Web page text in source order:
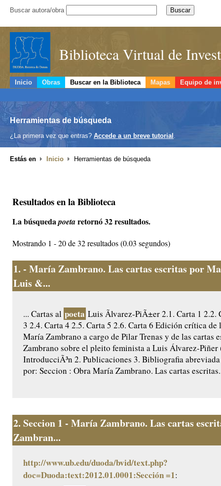
Buscar autora/obra
Biblioteca Virtual de
Inicio Obras Buscar en la Biblioteca Mapas Equipo de
Herramientas de búsqueda
¿La primera vez que entras? Accede a un breve tutorial .
Estás en Inicio Herramientas de búsqueda
Resultados en la Biblioteca
La búsquedapoetaretornó 32 resultados.
Mostrando 1 - 20 de 32 resultados (0.03 segundos)
1. - María Zambrano. Las cartas escritas por
Luis &...
... Cartas al poeta Luis Ãlvarez-PiÃ±er 2.1. Carta 1 2.2.
3 2.4. Carta 4 2.5. Carta 5 2.6. Carta 6 Edición crítica de
María Zambrano a cargo de Pilar Trenas y de las cartas
Zambrano sobre el pleito feminista a Luis Álvarez-
IntroducciÃ³n 2. Publicaciones 3. Bibliografia
por: Seccion : Obra María Zambrano. Las cartas
2. Seccion 1 - María Zambrano. Las cartas
Zambran...
http://www.ub.edu/duoda/bvid/text.php?
doc=Duoda:text:2012.01.0001:Sección =1: